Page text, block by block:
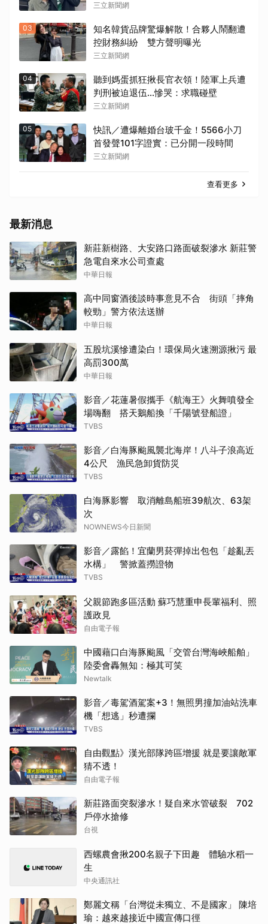
三立新聞網
03
知名韓貨品牌驚爆解散！合夥人鬧翻遭
控財務糾紛 雙方聲明曝光
三立新聞網
04
聽到媽蛋抓狂揪長官衣領！陸軍上兵遭
判刑被迫退伍…慘哭：求職碰壁
三立新聞網
05
快訊／遭爆離婚台玻千金！5566小刀
首發聲101字證實：已分開一段時間
三立新聞網
查看更多
最新消息
新莊新樹路、大安路口路面破裂滲水 新莊警
急電自來水公司查處
中華日報
高中同窗酒後談時事意見不合 街頭「摔角
較勁」警方依法送辦
中華日報
五股坑溪慘遭染白！環保局火速溯源揪污 最
高罰300萬
中華日報
影音／花蓮暑假攜手《航海王》火舞噴發全
場嗨翻 搭天鵝船換「千陽號登船證」
TVBS
影音／白海豚颱風襲北海岸！八斗子浪高近
4公尺 漁民急卸貨防災
TVBS
白海豚影響 取消離島船班39航次、63架
次
NOWNEWS今日新聞
影音／露餡！宜蘭男菸彈掉出包包「趁亂丟
水構」 警掀蓋撈證物
TVBS
父親節跑多區活動 蘇巧慧重申長輩福利、照
護政見
自由電子報
中國藉口白海豚颱風「交管台灣海峽船舶」
陸委會轟無知：極其可笑
Newtalk
影音／毒駕酒駕案+3！無照男撞加油站洗車
機「想逃」秒遭攔
TVBS
自由觀點》漢光部隊跨區增援 就是要讓敵軍
猜不透！
自由電子報
新莊路面突裂滲水！疑自來水管破裂 702
戶停水搶修
台視
西螺農會揪200名親子下田趣 體驗水稻一
生
中央通訊社
鄭麗文稱「台灣從未獨立、不是國家」 陳培
瑜：越來越接近中國宣傳口徑